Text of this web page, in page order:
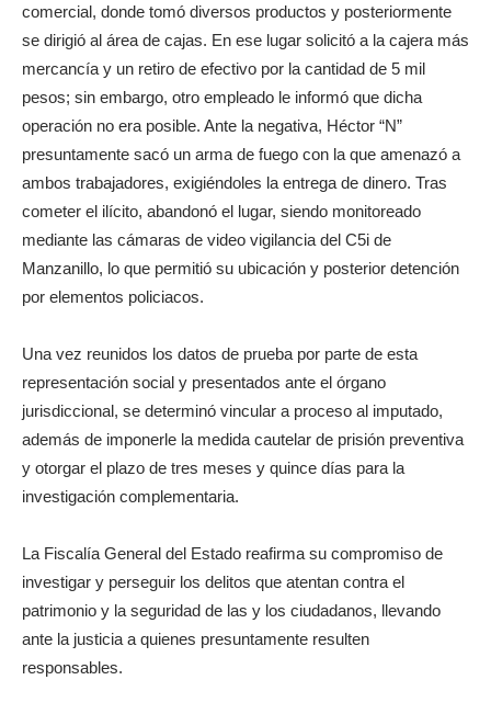
comercial, donde tomó diversos productos y posteriormente
se dirigió al área de cajas. En ese lugar solicitó a la cajera más
mercancía y un retiro de efectivo por la cantidad de 5 mil
pesos; sin embargo, otro empleado le informó que dicha
operación no era posible. Ante la negativa, Héctor “N”
presuntamente sacó un arma de fuego con la que amenazó a
ambos trabajadores, exigiéndoles la entrega de dinero. Tras
cometer el ilícito, abandonó el lugar, siendo monitoreado
mediante las cámaras de video vigilancia del C5i de
Manzanillo, lo que permitió su ubicación y posterior detención
por elementos policiacos.
Una vez reunidos los datos de prueba por parte de esta
representación social y presentados ante el órgano
jurisdiccional, se determinó vincular a proceso al imputado,
además de imponerle la medida cautelar de prisión preventiva
y otorgar el plazo de tres meses y quince días para la
investigación complementaria.
La Fiscalía General del Estado reafirma su compromiso de
investigar y perseguir los delitos que atentan contra el
patrimonio y la seguridad de las y los ciudadanos, llevando
ante la justicia a quienes presuntamente resulten
responsables.